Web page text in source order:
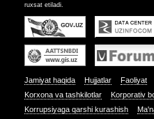
ruxsat etiladi.
Jamiyat haqida Hujjatlar Faoliyat
Korxona va tashkilotlar
Korporativ
Korrupsiyaga qarshi kurashish